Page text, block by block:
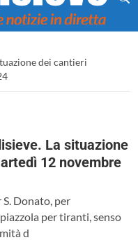
dei cantieri
La situazione
12 novembre
Donato, per
per tiranti, senso
d